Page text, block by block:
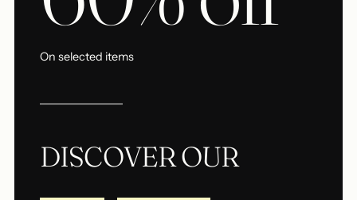
On selected items
DISCOVER OUR